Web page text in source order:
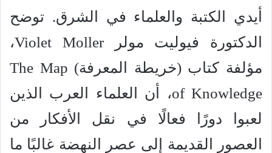
أيدي الكتبة والعلماء في الشرق. توضح
الدكتورة فيوليت مولر Violet Moller،
مؤلفة كتاب (خريطة المعرفة) The Map
of Knowledge، أن العلماء العرب الذين
لعبوا دورًا فعالًا في نقل الأفكار من
العصور القديمة إلى عصر النهضة غالبًا ما